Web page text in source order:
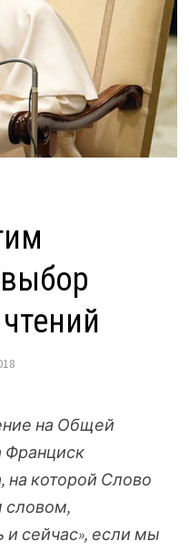
на Общей
Франциск
на которой Слово
словом,
сейчас», если мы